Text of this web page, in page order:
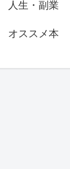
人生・副業
オススメ本